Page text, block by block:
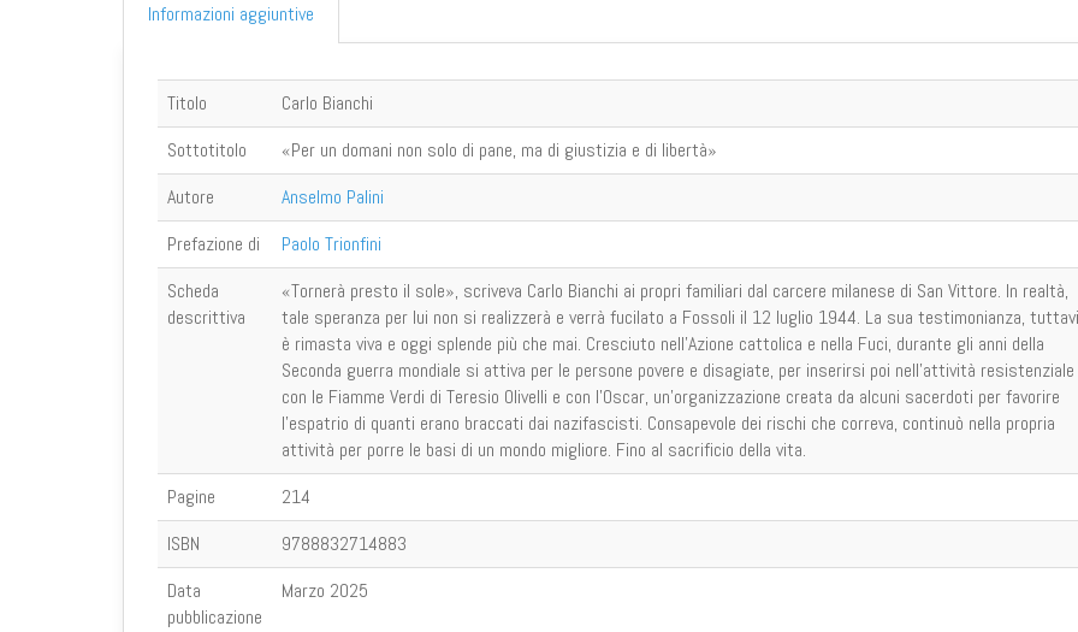
Informazioni aggiuntive
Titolo
Carlo Bianchi
Sottotitolo
«Per un domani non solo di pane, ma di giustizia e di libertà»
Autore
Anselmo Palini
Prefazione di
Paolo Trionfini
Scheda
descrittiva
«Tornerà presto il sole», scriveva Carlo Bianchi ai propri familiari dal carcere milanese di San Vittore. In realtà,
tale speranza per lui non si realizzerà e verrà fucilato a Fossoli il 12 luglio 1944. La sua testimonianza,
è rimasta viva e oggi splende più che mai. Cresciuto nell’Azione cattolica e nella Fuci, durante gli anni della
Seconda guerra mondiale si attiva per le persone povere e disagiate, per inserirsi poi nell’attività resistenziale
con le Fiamme Verdi di Teresio Olivelli e con l’Oscar, un’organizzazione creata da alcuni sacerdoti per favorire
l’espatrio di quanti erano braccati dai nazifascisti. Consapevole dei rischi che correva, continuò nella propria
attività per porre le basi di un mondo migliore. Fino al sacrificio della vita.
Pagine
214
ISBN
9788832714883
Data
pubblicazione
Marzo 2025